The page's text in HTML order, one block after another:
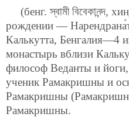
содержанию
(бенг. স্বামী বিবেকানন্দ,
рождении —
Калькутта, Бенгалия—4
монастырь вблизи
философ Веданты и
ученик Рамакришны и
Рамакришны
Рамакришны.